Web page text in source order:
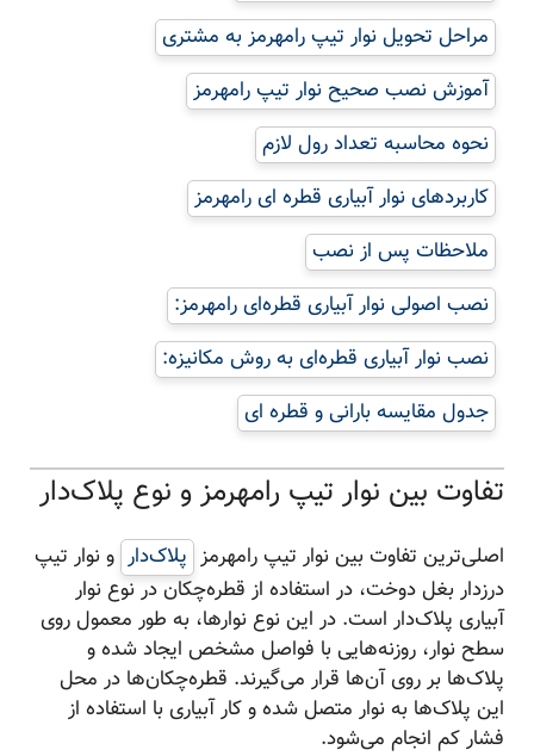
مراحل تحویل نوار تیپ رامهرمز به مشتری
آموزش نصب صحیح نوار تیپ رامهرمز
نحوه محاسبه تعداد رول لازم
کاربردهای نوار آبیاری قطره ای رامهرمز
ملاحظات پس از نصب
نصب اصولی نوار آبیاری قطره‌ای رامهرمز:
نصب نوار آبیاری قطره‌ای به روش مکانیزه:
جدول مقایسه بارانی و قطره ای
تفاوت بین نوار تیپ رامهرمز و نوع پلاک‌دار
اصلی‌ترین تفاوت بین نوار تیپ رامهرمز پلاک‌دار و نوار تیپ
درزدار بغل دوخت، در استفاده از قطره‌چکان در نوع نوار
آبیاری پلاک‌دار است. در این نوع نوارها، به طور معمول روی
سطح نوار، روزنه‌هایی با فواصل مشخص ایجاد شده و
پلاک‌ها بر روی آن‌ها قرار می‌گیرند. قطره‌چکان‌ها در محل
این پلاک‌ها به نوار متصل شده و کار آبیاری با استفاده از
فشار کم انجام می‌شود.